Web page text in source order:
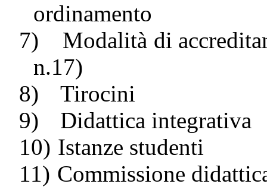
ordinamento
7)
Modalità di
n.17)
8)
Tirocini
9)
Didattica integrativa
10) Istanze studenti
11) Commissione